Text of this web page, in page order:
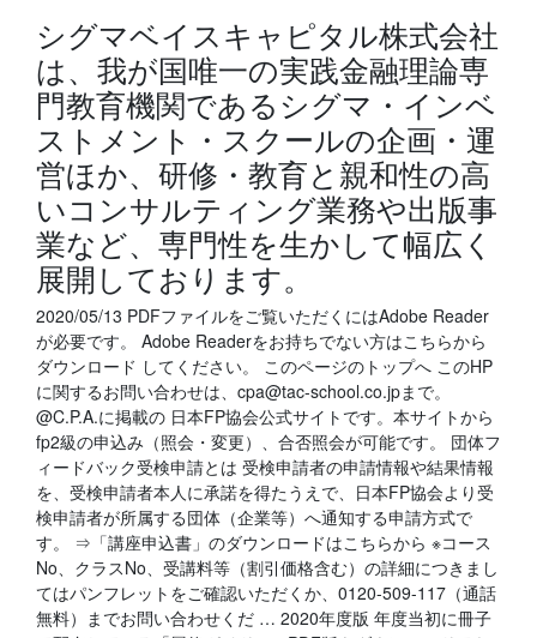
シグマベイスキャピタル株式会社
は、我が国唯一の実践金融理論専
門教育機関であるシグマ・インベ
ストメント・スクールの企画・運
営ほか、研修・教育と親和性の高
いコンサルティング業務や出版事
業など、専門性を生かして幅広く
展開しております。
2020/05/13 PDFファイルをご覧いただくにはAdobe Reader
が必要です。 Adobe Readerをお持ちでない方はこちらから
ダウンロード してください。 このページのトップへ このHP
に関するお問い合わせは、cpa@tac-school.co.jpまで。
@C.P.A.に掲載の 日本FP協会公式サイトです。本サイトから
fp2級の申込み（照会・変更）、合否照会が可能です。 団体フ
ィードバック受検申請とは 受検申請者の申請情報や結果情報
を、受検申請者本人に承諾を得たうえで、日本FP協会より受
検申請者が所属する団体（企業等）へ通知する申請方式で
す。 ⇒「講座申込書」のダウンロードはこちらから ※コース
No、クラスNo、受講料等（割引価格含む）の詳細につきまし
てはパンフレットをご確認いただくか、0120-509-117（通話
無料）までお問い合わせくだ … 2020年度版 年度当初に冊子